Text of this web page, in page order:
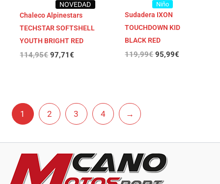
NOVEDAD
Chaleco Alpinestars
TECHSTAR SOFTSHELL
YOUTH BRIGHT RED
114,95€ 97,71€
Niño
Sudadera IXON
TOUCHDOWN KID
BLACK RED
119,99€ 95,99€
1 2 3 4 →